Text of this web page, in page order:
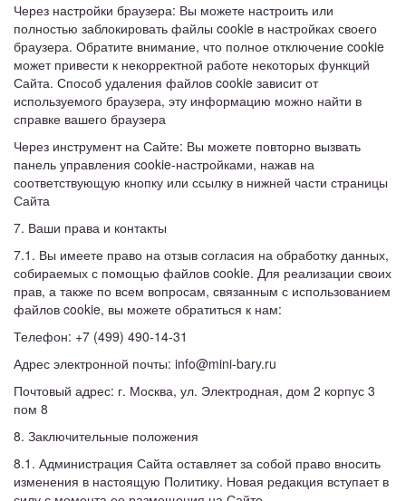
Через настройки браузера: Вы можете настроить или
полностью заблокировать файлы cookie в настройках своего
браузера. Обратите внимание, что полное отключение cookie
может привести к некорректной работе некоторых функций
Сайта. Способ удаления файлов cookie зависит от
используемого браузера, эту информацию можно найти в
справке вашего браузера
Через инструмент на Сайте: Вы можете повторно вызвать
панель управления cookie-настройками, нажав на
соответствующую кнопку или ссылку в нижней части страницы
Сайта
7. Ваши права и контакты
7.1. Вы имеете право на отзыв согласия на обработку данных,
собираемых с помощью файлов cookie. Для реализации своих
прав, а также по всем вопросам, связанным с использованием
файлов cookie, вы можете обратиться к нам:
Телефон: +7 (499) 490-14-31
Адрес электронной почты: info@mini-bary.ru
Почтовый адрес: г. Москва, ул. Электродная, дом 2 корпус 3
пом 8
8. Заключительные положения
8.1. Администрация Сайта оставляет за собой право вносить
изменения в настоящую Политику. Новая редакция вступает в